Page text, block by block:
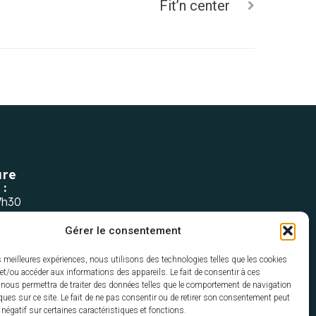
Gérer le consentement
meilleures expériences, nous utilisons des technologies telles que les cookies
ou accéder aux informations des appareils. Le fait de consentir à ces
permettra de traiter des données telles que le comportement de navigation
sur ce site. Le fait de ne pas consentir ou de retirer son consentement peut
négatif sur certaines caractéristiques et fonctions.
Fit’n center
: